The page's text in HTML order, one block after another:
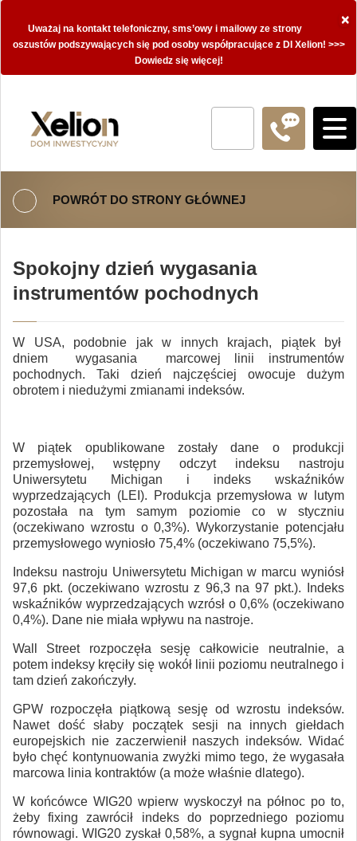
×
Uważaj na kontakt telefoniczny, sms’owy i mailowy ze strony
oszustów podszywających się pod osoby współpracujące z DI Xelion! >>>
Dowiedz się więcej!
POWRÓT DO STRONY GŁÓWNEJ
Spokojny dzień wygasania
instrumentów pochodnych
W USA, podobnie jak w innych krajach, piątek był
dniem wygasania marcowej linii instrumentów
pochodnych. Taki dzień najczęściej owocuje dużym
obrotem i niedużymi zmianami indeksów.
W piątek opublikowane zostały dane o produkcji
przemysłowej, wstępny odczyt indeksu nastroju
Uniwersytetu Michigan i indeks wskaźników
wyprzedzających (LEI). Produkcja przemysłowa w lutym
pozostała na tym samym poziomie co w styczniu
(oczekiwano wzrostu o 0,3%). Wykorzystanie potencjału
przemysłowego wyniosło 75,4% (oczekiwano 75,5%).
Indeksu nastroju Uniwersytetu Michigan w marcu wyniósł
97,6 pkt. (oczekiwano wzrostu z 96,3 na 97 pkt.). Indeks
wskaźników wyprzedzających wzrósł o 0,6% (oczekiwano
0,4%). Dane nie miała wpływu na nastroje.
Wall Street rozpoczęła sesję całkowicie neutralnie, a
potem indeksy kręciły się wokół linii poziomu neutralnego i
tam dzień zakończyły.
GPW rozpoczęła piątkową sesję od wzrostu indeksów.
Nawet dość słaby początek sesji na innych giełdach
europejskich nie zaczerwienił naszych indeksów. Widać
było chęć kontynuowania zwyżki mimo tego, że wygasała
marcowa linia kontraktów (a może właśnie dlatego).
W końcówce WIG20 wpierw wyskoczył na północ po to,
żeby fixing zawrócił indeks do poprzedniego poziomu
równowagi. WIG20 zyskał 0,58%, a sygnał kupna umocnił